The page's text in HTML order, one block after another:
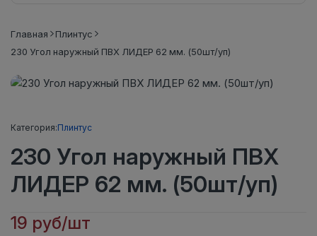
Главная
Плинтус
230 Угол наружный ПВХ ЛИДЕР 62 мм. (50шт/уп)
Категория:Плинтус
230 Угол наружный ПВХ
ЛИДЕР 62 мм. (50шт/уп)
19 руб/шт